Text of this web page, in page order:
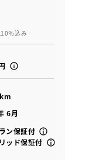
％込み
6月
ン保証付
ッド保証付